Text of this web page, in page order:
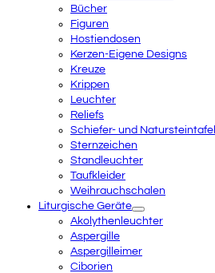
Bücher
Figuren
Hostiendosen
Kerzen-Eigene Designs
Kreuze
Krippen
Leuchter
Reliefs
Schiefer- und
Sternzeichen
Standleuchter
Taufkleider
Weihrauchschalen
Liturgische Geräte
Akolythenleuchter
Aspergille
Aspergilleimer
Ciborien